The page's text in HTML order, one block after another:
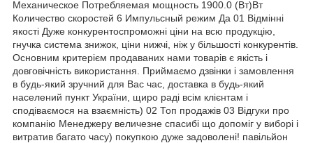
Механическое Потребляемая мощность 1900.0 (Вт)Вт
Количество скоростей 6 Импульсный режим Да 01 Відмінні
якості Дуже конкурентоспроможні ціни на всю продукцію,
гнучка система знижок, ціни нижчі, ніж у більшості конкурентів.
Основним критерієм продаваних нами товарів є якість і
довговічність використання. Приймаємо дзвінки і замовлення
в будь-який зручний для Вас час, доставка в будь-який
населений пункт України, щиро раді всім клієнтам і
сподіваємося на взаємність) 02 Топ продажів 03 Відгуки про
компанію Менеджеру величезне спасибі що допоміг у виборі і
витратив багато часу) покупкою дуже задоволені! павільйон